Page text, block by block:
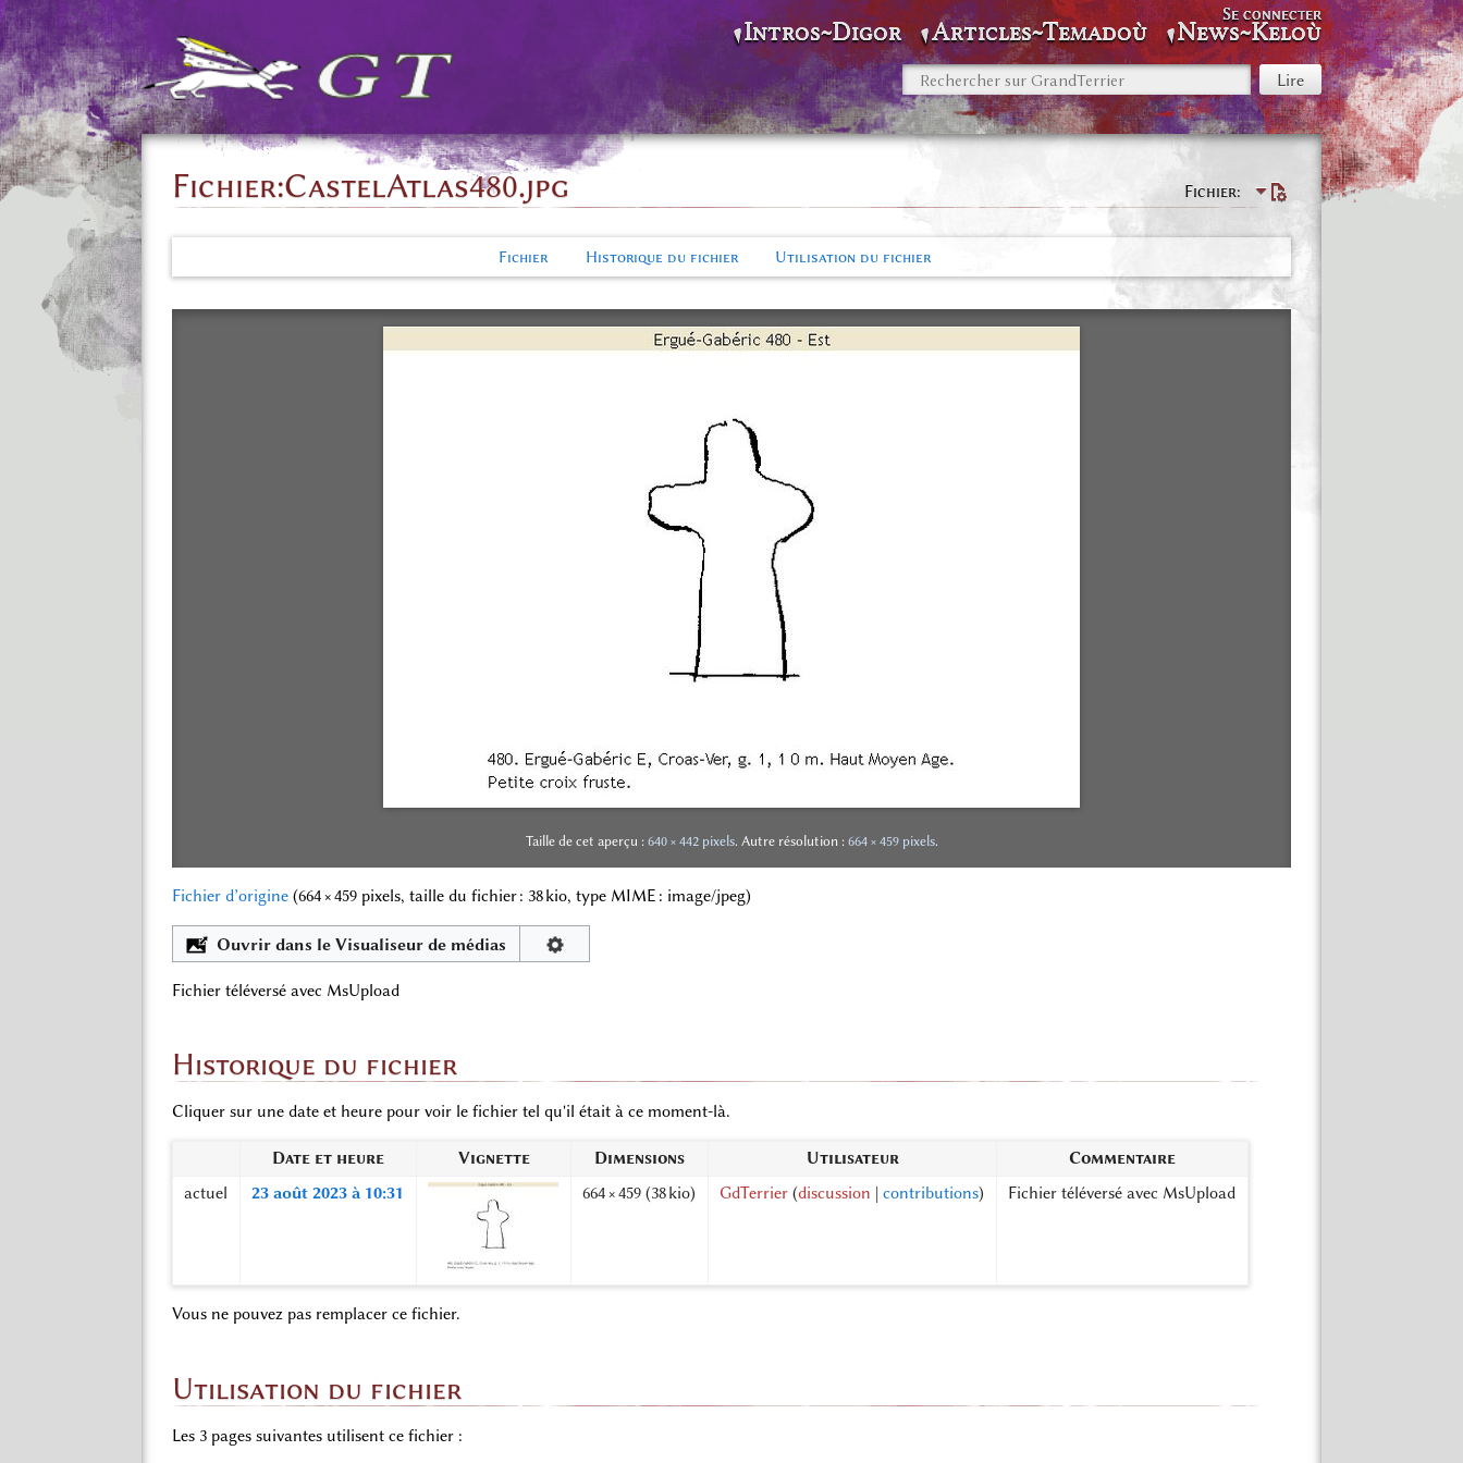
Intros~Digor Articles~Temadoù News~Keloù
Se connecter
Fichier
Fichier:CastelAtlas480.jpg
Fichier Historique du fichier Utilisation du fichier
Taille de cet aperçu : 640 × 442 pixels. Autre résolution : 664 × 459 pixels.
Fichier d’origine (664 × 459 pixels, taille du fichier : 38 kio, type MIME : image/jpeg)
Ouvrir dans le Visualiseur de médias
Fichier téléversé avec MsUpload
Historique du fichier
Cliquer sur une date et heure pour voir le fichier tel qu'il était à ce moment-là.
Date et heure Vignette Dimensions Utilisateur
Commentaire
actuel
23 août 2023 à 10:31 664 × 459(38 kio) GdTerrier (discussion |contributions) Fichier téléversé avec MsUpload
Vous ne pouvez pas remplacer ce fichier.
Utilisation du fichier
Les 3 pages suivantes utilisent ce fichier :